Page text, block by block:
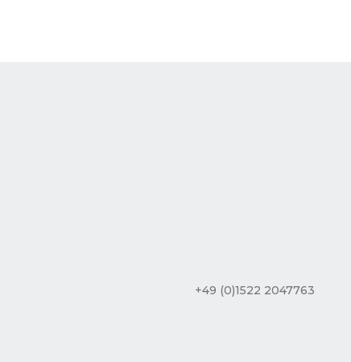
+49 (0)1522 2047763